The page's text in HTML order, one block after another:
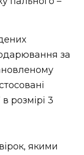
за
розмірі 3
якими